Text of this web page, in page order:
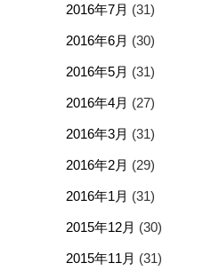
2016年7月 (31)
2016年6月 (30)
2016年5月 (31)
2016年4月 (27)
2016年3月 (31)
2016年2月 (29)
2016年1月 (31)
2015年12月 (30)
2015年11月 (31)